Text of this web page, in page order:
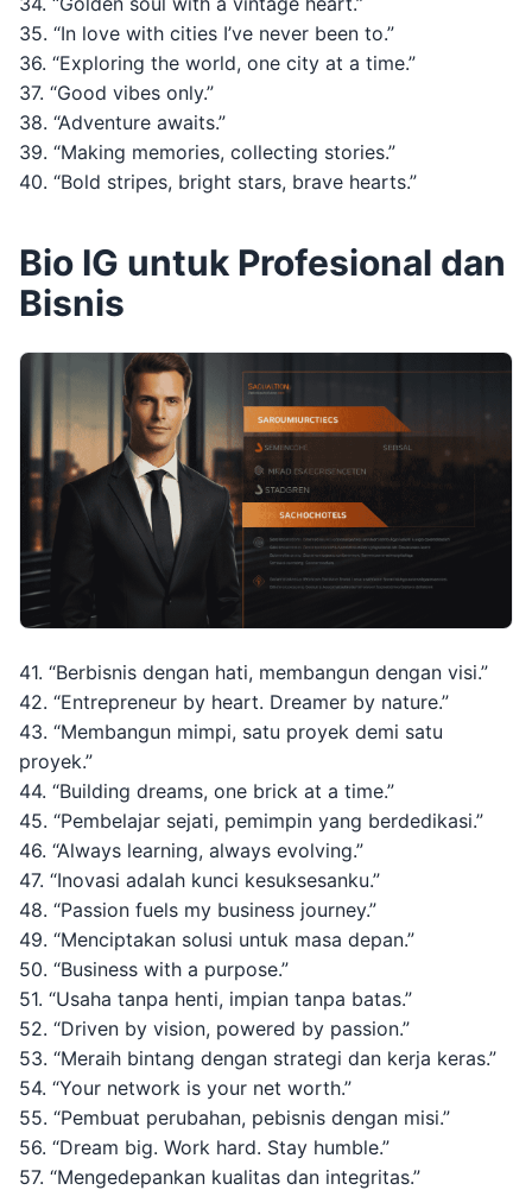
35. “In love with cities I’ve never been to.”
36. “Exploring the world, one city at a time.”
37. “Good vibes only.”
38. “Adventure awaits.”
39. “Making memories, collecting stories.”
40. “Bold stripes, bright stars, brave hearts.”
Bio IG untuk Profesional dan
Bisnis
41. “Berbisnis dengan hati, membangun dengan visi.”
42. “Entrepreneur by heart. Dreamer by nature.”
43. “Membangun mimpi, satu proyek demi satu
proyek.”
44. “Building dreams, one brick at a time.”
45. “Pembelajar sejati, pemimpin yang berdedikasi.”
46. “Always learning, always evolving.”
47. “Inovasi adalah kunci kesuksesanku.”
48. “Passion fuels my business journey.”
49. “Menciptakan solusi untuk masa depan.”
50. “Business with a purpose.”
51. “Usaha tanpa henti, impian tanpa batas.”
52. “Driven by vision, powered by passion.”
53. “Meraih bintang dengan strategi dan kerja keras.”
54. “Your network is your net worth.”
55. “Pembuat perubahan, pebisnis dengan misi.”
56. “Dream big. Work hard. Stay humble.”
57. “Mengedepankan kualitas dan integritas.”